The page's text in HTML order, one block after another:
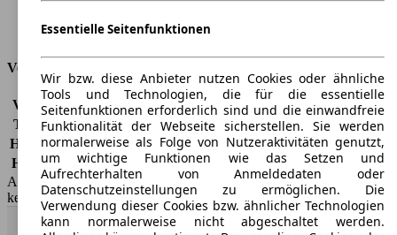
Tankinhalt
53 l
Versicherungsklassen
Vollkasko -
Teilkasko -
Haftpflicht -
HSN/TSN
1889/AHV
AutoScout24 GmbH übernimmt für die Richtigkeit der Angaben
keine Gewähr.
Nach Oben
Essentielle Seitenfunktionen
Wir bzw. diese Anbieter nutzen Cookies oder ähnliche
Tools und Technologien, die für die essentielle
Seitenfunktionen erforderlich sind und die einwandfreie
Funktionalität der Webseite sicherstellen. Sie werden
normalerweise als Folge von Nutzeraktivitäten genutzt,
um wichtige Funktionen wie das Setzen und
Aufrechterhalten von Anmeldedaten oder
Datenschutzeinstellungen zu ermöglichen. Die
Verwendung dieser Cookies bzw. ähnlicher Technologien
kann normalerweise nicht abgeschaltet werden.